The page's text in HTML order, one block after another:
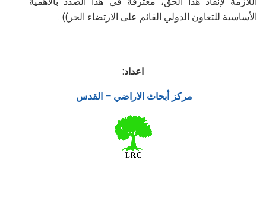
الأساسية للتعاون الدولي القائم على الارتضاء الحر)) .
اعداد:
مركز أبحاث الاراضي – القدس